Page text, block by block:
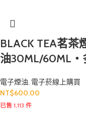
BLACK TEA茗茶
油30ML/60ML・
電子煙油, 電子菸線上購買
NT$600.00
已售 1,113 件